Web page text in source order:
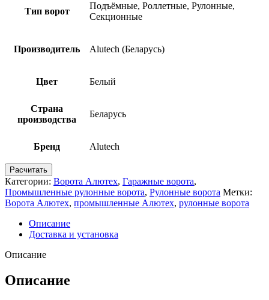
Тип ворот
Подъёмные, Роллетные, Рулонные,
Секционные
Производитель Alutech (Беларусь)
Цвет Белый
Страна
производства
Беларусь
Бренд Alutech
Расчитать
Категории: Ворота Алютех, Гаражные ворота,
Промышленные рулонные ворота, Рулонные ворота Метки:
Ворота Алютех, промышленные Алютех, рулонные ворота
Описание
Доставка и установка
Описание
Описание